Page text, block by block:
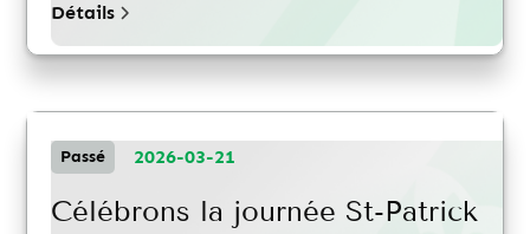
Détails
Passé 2026-03-21
Célébrons la journée St-Patrick